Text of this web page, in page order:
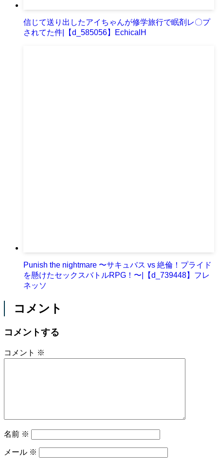
信じて送り出したアイちゃんが修学旅行で眠剤レ〇プ
されてた件|【d_585056】EchicalH
Punish the nightmare 〜サキュバス vs 絶倫！プライド
を懸けたセックスバトルRPG！〜|【d_739448】フレ
ネッソ
コメント
コメントする
コメント ※
名前 ※
メール ※